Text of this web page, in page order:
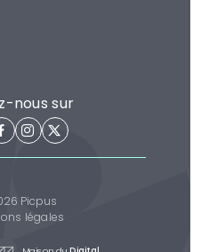
nous sur
Picpus
légales